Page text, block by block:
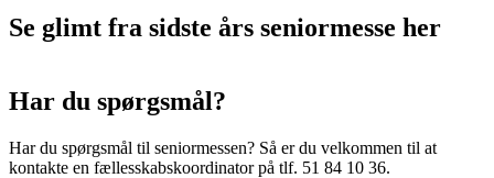
Se glimt fra sidste års seniormesse her
Har du spørgsmål?
Har du spørgsmål til seniormessen? Så er du velkommen til at
kontakte en fællesskabskoordinator på tlf. 51 84 10 36.